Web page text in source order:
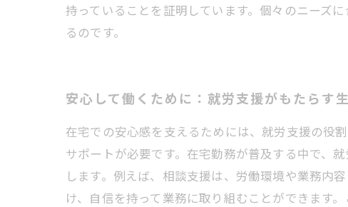
持っていることを証明しています。個々のニーズ
るのです。
安心して働くために：就労支援がもたらす
在宅での安心感を支えるためには、就労支援の役
サポートが必要です。在宅勤務が普及する中で、
します。例えば、相談支援は、労働環境や業務内
け、自信を持って業務に取り組むことができます